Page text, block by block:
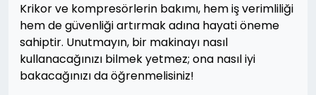
Krikor ve kompresörlerin bakımı, hem iş verimliliği
hem de güvenliği artırmak adına hayati öneme
sahiptir. Unutmayın, bir makinayı nasıl
kullanacağınızı bilmek yetmez; ona nasıl iyi
bakacağınızı da öğrenmelisiniz!